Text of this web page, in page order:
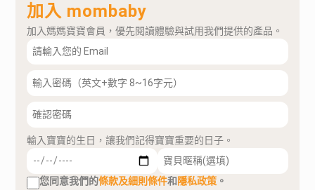
加入 mombaby
加入媽媽寶寶會員，優先閱讀體驗與試用我們提供的產品。
輸入寶寶的生日，讓我們記得寶寶重要的日子。
您同意我們的條款及細則條件和隱私政策 。